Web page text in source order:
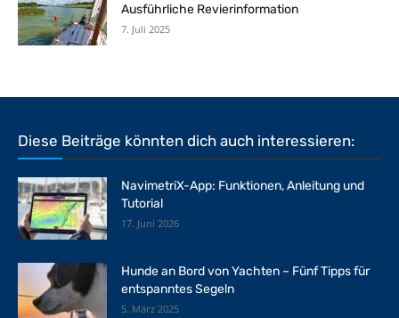
Ausführliche Revierinformation
7. Juli 2025
Diese Beiträge könnten dich auch interessieren:
NavimetriX-App: Funktionen, Anleitung und
Tutorial
17. Juni 2026
Hunde an Bord von Yachten – Fünf Tipps für
entspanntes Segeln
5. März 2025